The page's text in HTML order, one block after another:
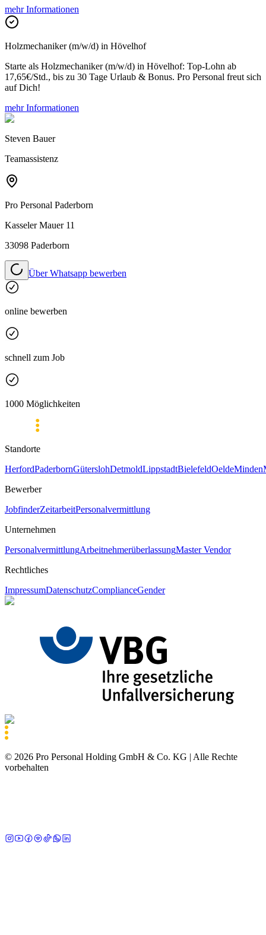
mehr Informationen
Holzmechaniker (m/w/d) in Hövelhof
Starte als Holzmechaniker (m/w/d) in Hövelhof: Top-Lohn ab
17,65€/Std., bis zu 30 Tage Urlaub & Bonus. Pro Personal freut sich
auf Dich!
mehr Informationen
Steven Bauer
Teamassistenz
Pro Personal Paderborn
Kasseler Mauer 11
33098 Paderborn
Über Whatsapp bewerben
online bewerben
schnell zum Job
1000 Möglichkeiten
Standorte
HerfordPaderbornGüterslohDetmoldLippstadtBielefeldOeldeMinden
Bewerber
JobfinderZeitarbeitPersonalvermittlung
Unternehmen
PersonalvermittlungArbeitnehmerüberlassungMaster Vendor
Rechtliches
ImpressumDatenschutzComplianceGender
© 2026 Pro Personal Holding GmbH & Co. KG | Alle Rechte
vorbehalten